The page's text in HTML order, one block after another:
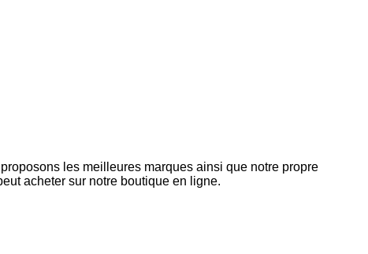
les meilleures marques ainsi que notre propre
acheter sur notre boutique en ligne.